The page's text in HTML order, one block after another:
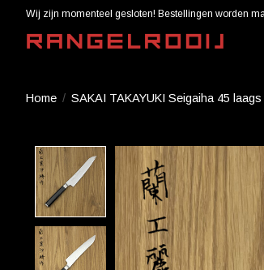
Wij zijn momenteel gesloten! Bestellingen worden
Home / SAKAI TAKAYUKI Seigaiha 45 laags
Product image